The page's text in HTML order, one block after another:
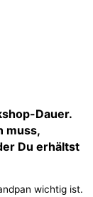
Dauer.
muss,
Du erhältst
wichtig ist.